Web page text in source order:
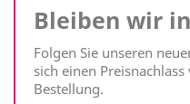
Bleiben wir
Folgen Sie unseren
sich einen
Bestellung.